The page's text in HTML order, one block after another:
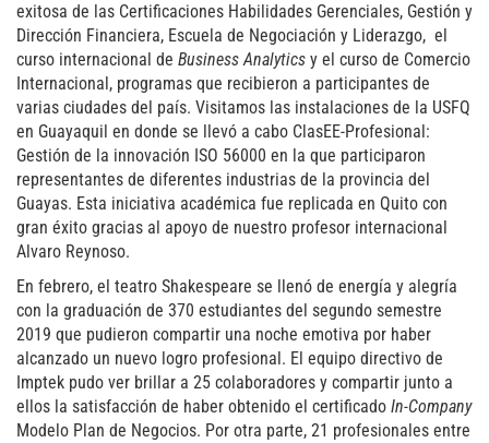
exitosa de las Certificaciones Habilidades Gerenciales, Gestión y
Dirección Financiera, Escuela de Negociación y Liderazgo, el
curso internacional de Business Analytics y el curso de Comercio
Internacional, programas que recibieron a participantes de
varias ciudades del país. Visitamos las instalaciones de la USFQ
en Guayaquil en donde se llevó a cabo ClasEE-Profesional:
Gestión de la innovación ISO 56000 en la que participaron
representantes de diferentes industrias de la provincia del
Guayas. Esta iniciativa académica fue replicada en Quito con
gran éxito gracias al apoyo de nuestro profesor internacional
Alvaro Reynoso.
En febrero, el teatro Shakespeare se llenó de energía y alegría
con la graduación de 370 estudiantes del segundo semestre
2019 que pudieron compartir una noche emotiva por haber
alcanzado un nuevo logro profesional. El equipo directivo de
Imptek pudo ver brillar a 25 colaboradores y compartir junto a
ellos la satisfacción de haber obtenido el certificado In-Company
Modelo Plan de Negocios. Por otra parte, 21 profesionales entre